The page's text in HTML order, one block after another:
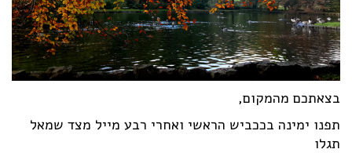
בצאתכם מהמקום,
תפנו ימינה בככביש הראשי ואחרי רבע מייל מצד שמאל
תגלו